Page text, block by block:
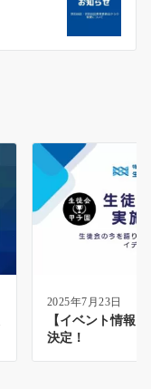
2025年7月23日
【イベント情報
決定！